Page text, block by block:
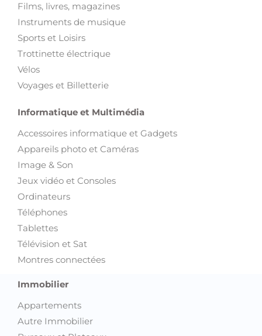
Films, livres, magazines
Instruments de musique
Sports et Loisirs
Trottinette électrique
Vélos
Voyages et Billetterie
Informatique et Multimédia
Accessoires informatique et Gadgets
Appareils photo et Caméras
Image & Son
Jeux vidéo et Consoles
Ordinateurs
Téléphones
Tablettes
Télévision et Sat
Montres connectées
Immobilier
Appartements
Autre Immobilier